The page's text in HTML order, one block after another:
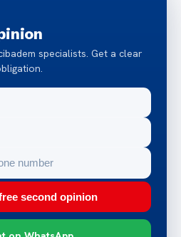
specialists. Get a clear
second opinion